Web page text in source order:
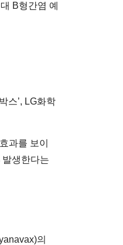
B형간염 예
스’, LG화학
과를 보이
생한다는
의